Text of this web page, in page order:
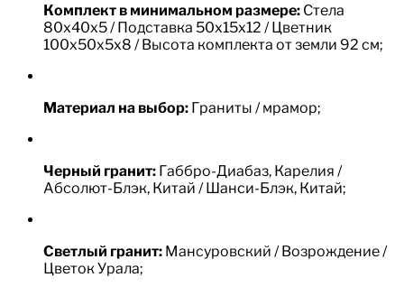
Комплект в минимальном размере: Стела
80х40х5 / Подставка 50х15х12 / Цветник
100х50х5х8 / Высота комплекта от земли 92 см;
Материал на выбор: Граниты / мрамор;
Черный гранит: Габбро-Диабаз, Карелия /
Абсолют-Блэк, Китай / Шанси-Блэк, Китай;
Светлый гранит: Мансуровский / Возрождение /
Цветок Урала;